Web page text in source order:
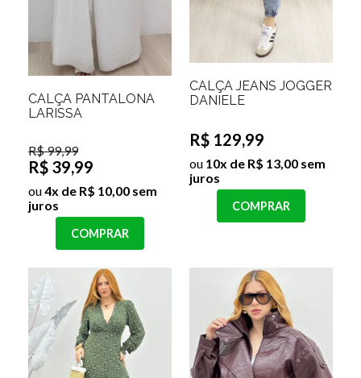
CALÇA PANTALONA
LARISSA
R$ 99,99
R$ 39,99
ou4x de R$ 10,00 sem
juros
COMPRAR
CALÇA JEANS JOGGER
DANIELE
R$ 129,99
ou 10x de R$ 13,00 sem
juros
COMPRAR